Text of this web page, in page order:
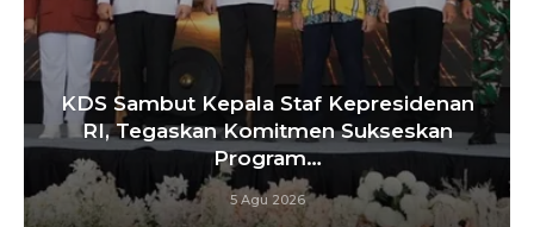
KDS Sambut Kepala Staf Kepresidenan
RI, Tegaskan Komitmen Sukseskan
Program…
5 Agu 2026